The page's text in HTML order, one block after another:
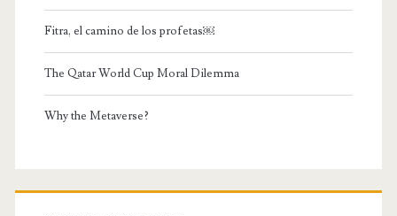
Fitra, el camino de los profetas￼
The Qatar World Cup Moral Dilemma
Why the Metaverse?